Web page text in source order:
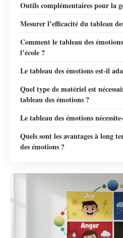
Outils complémentaires pour la
Mesurer l’efficacité du tableau
Comment le tableau des
l’école ?
Le tableau des émotions est-il
Quel type de matériel est
tableau des émotions ?
Le tableau des émotions
Quels sont les avantages à long
des émotions ?